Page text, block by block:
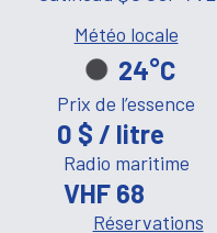
Météo locale
24°C
Prix de l’essence
0 $ / litre
Radio maritime
VHF 68
Réservations